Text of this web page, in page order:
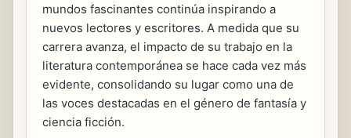
mundos fascinantes continúa inspirando a
nuevos lectores y escritores. A medida que su
carrera avanza, el impacto de su trabajo en la
literatura contemporánea se hace cada vez más
evidente, consolidando su lugar como una de
las voces destacadas en el género de fantasía y
ciencia ficción.